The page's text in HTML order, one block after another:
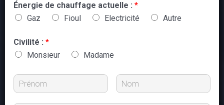
Énergie de chauffage actuelle : *
Gaz
Fioul Electricité Autre
Civilité : *
Monsieur
Madame